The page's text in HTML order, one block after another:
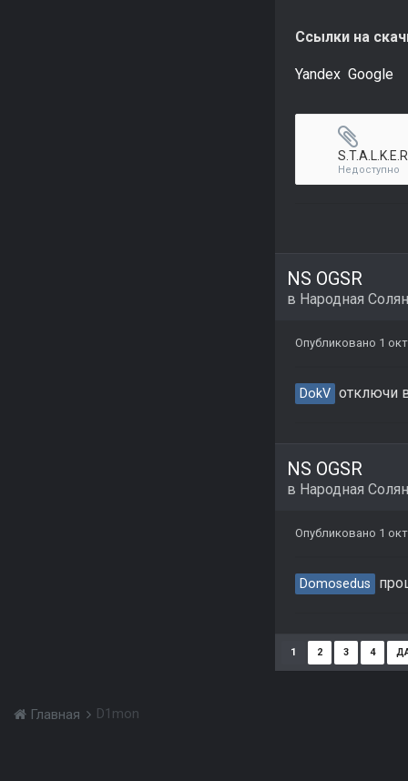
Ссылки на
Yandex Google
Недоступно
NS OGSR
в Народная
Опубликовано 1
DokV отключи
NS OGSR
в Народная
Опубликовано 1
Domosedus
1 2 3 4
Главная D1mon